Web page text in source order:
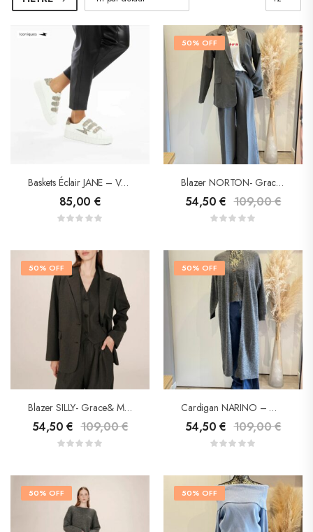
Baskets Éclair JANE – Vanessa Wu
85,00 €
50% OFF
Blazer NORTON- Grace&Mila
54,50€ 109,00€
50% OFF
Blazer SILLY- Grace& Mila
54,50€ 109,00€
50% OFF
Cardigan NARINO – Grace&Mila
54,50€ 109,00€
50% OFF 50% OFF